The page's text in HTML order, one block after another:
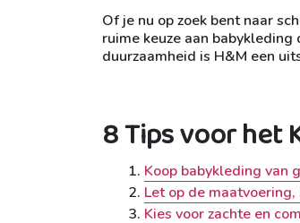
Of je nu op zoek bent naar
ruime keuze aan
duurzaamheid is H&M een
8 Tips voor het
Koop babykleding van
Let op de
Kies voor zachte en